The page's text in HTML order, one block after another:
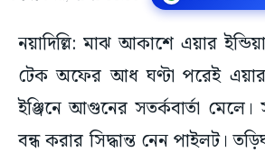
নয়াদিল্লি: মাঝ আকাশে এয়ার
টেক অফের আধ ঘণ্টা পরেই
ইঞ্জিনে আগুনের সতর্কবার্তা মেলে।
বন্ধ করার সিদ্ধান্ত নেন পাইলট।